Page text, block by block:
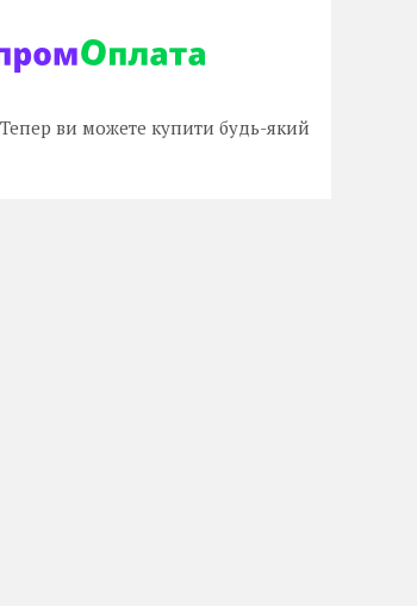
ви можете купити будь-який